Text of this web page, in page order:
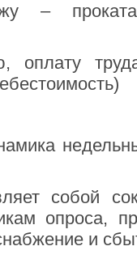
–
оплату
собой
опроса,
и